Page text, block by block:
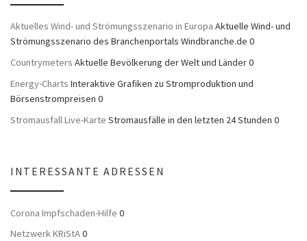
Aktuelles Wind- und Strömungsszenario in Europa Aktuelle Wind- und
Strömungsszenario des Branchenportals Windbranche.de 0
Countrymeters Aktuelle Bevölkerung der Welt und Länder 0
Energy-Charts Interaktive Grafiken zu Stromproduktion und
Börsenstrompreisen 0
Stromausfall Live-Karte Stromausfälle in den letzten 24 Stunden 0
INTERESSANTE ADRESSEN
Corona Impfschaden-Hilfe 0
Netzwerk KRiStA0